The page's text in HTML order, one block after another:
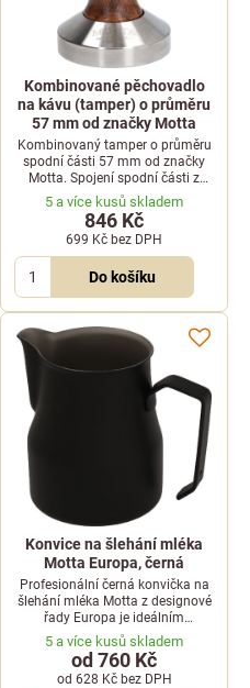
Kombinované pěchovadlo
na kávu (tamper) o průměru
57 mm od značky Motta
Kombinovaný tamper o průměru
spodní části 57 mm od značky
Motta. Spojení spodní části z
nerezové oceli a lakované
dřevěné rukojeti pro dokonalé
upěchování kávy.
5 a více kusů skladem
846 Kč
699 Kč bez DPH
Do košíku
Konvice na šlehání mléka
Motta Europa, černá
Profesionální černá konvička na
šlehání mléka Motta z designové
řady Europa je ideálním
pomocníkem pro přípravu
dokonalé mléčné pěny a latte art.
5 a více kusů skladem
od 760 Kč
od 628 Kč bez DPH